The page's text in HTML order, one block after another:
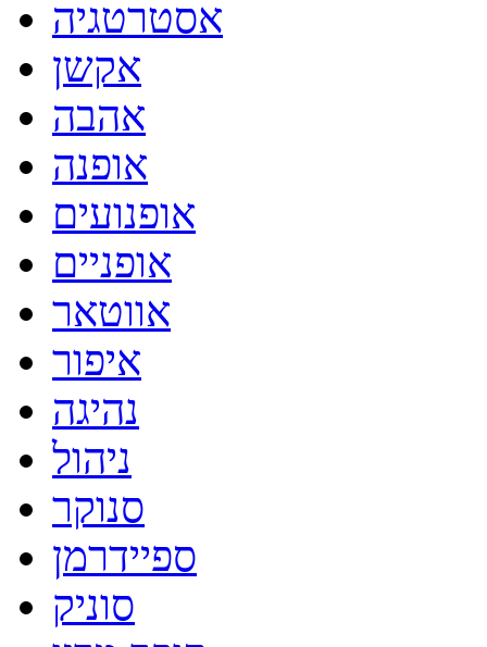
אסטרטגיה
אקשן
אהבה
אופנה
אופנועים
אופניים
אווטאר
איפור
נהיגה
ניהול
סנוקר
ספיידרמן
סוניק